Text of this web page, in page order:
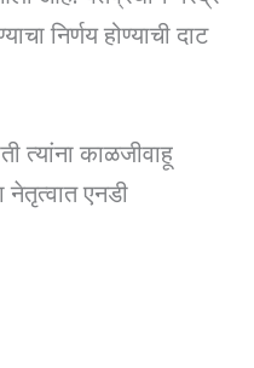
निर्णय होण्याची दाट
त्यांना काळजीवाहू
नेतृत्वात एनडी